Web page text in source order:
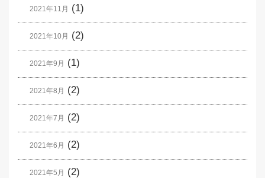
2021年11月 (1)
2021年10月 (2)
2021年9月 (1)
2021年8月 (2)
2021年7月 (2)
2021年6月 (2)
2021年5月 (2)